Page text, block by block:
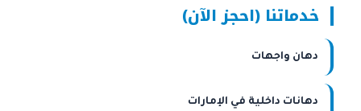
خدماتنا (احجز الآن)
دهان واجهات
دهانات داخلية في الإمارات